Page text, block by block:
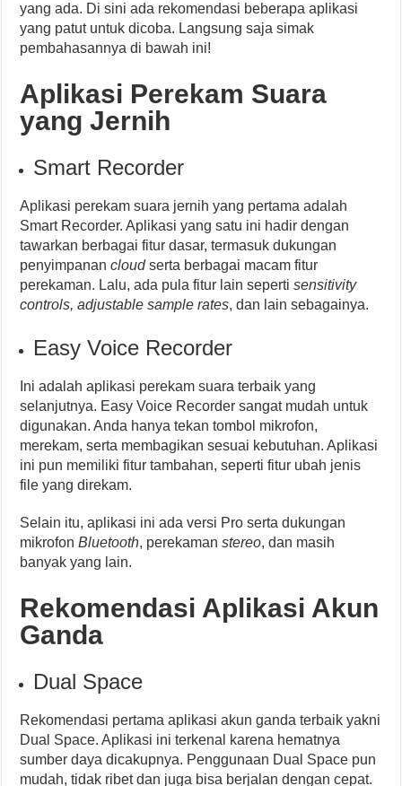
yang ada. Di sini ada rekomendasi beberapa aplikasi
yang patut untuk dicoba. Langsung saja simak
pembahasannya di bawah ini!
Aplikasi Perekam Suara
yang Jernih
Smart Recorder
Aplikasi perekam suara jernih yang pertama adalah
Smart Recorder. Aplikasi yang satu ini hadir dengan
tawarkan berbagai fitur dasar, termasuk dukungan
penyimpanancloudserta berbagai macam fitur
perekaman. Lalu, ada pula fitur lain sepertisensitivity
controls, adjustable sample rates, dan lain sebagainya.
Easy Voice Recorder
Ini adalah aplikasi perekam suara terbaik yang
selanjutnya. Easy Voice Recorder sangat mudah untuk
digunakan. Anda hanya tekan tombol mikrofon,
merekam, serta membagikan sesuai kebutuhan. Aplikasi
ini pun memiliki fitur tambahan, seperti fitur ubah jenis
file yang direkam.
Selain itu, aplikasi ini ada versi Pro serta dukungan
mikrofonBluetooth, perekamanstereo, dan masih
banyak yang lain.
Rekomendasi Aplikasi Akun
Ganda
Dual Space
Rekomendasi pertama aplikasi akun ganda terbaik yakni
Dual Space. Aplikasi ini terkenal karena hematnya
sumber daya dicakupnya. Penggunaan Dual Space pun
mudah, tidak ribet dan juga bisa berjalan dengan cepat.